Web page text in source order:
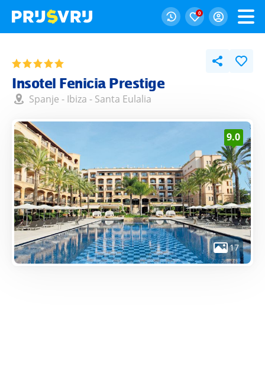
0
Insotel Fenicia Prestige
Spanje - Ibiza - Santa Eulalia
17
9.0